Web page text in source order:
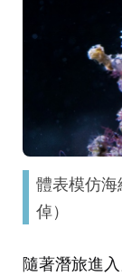
體表模仿
倬）
隨著潛旅進